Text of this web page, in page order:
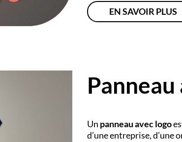
EN SAVOIR PLUS
Panneau
Un panneau avec logo
d’une entreprise, d’une